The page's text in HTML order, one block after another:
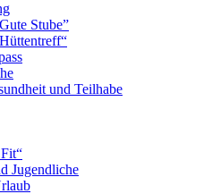
Stube”
und Teilhabe
Jugendliche